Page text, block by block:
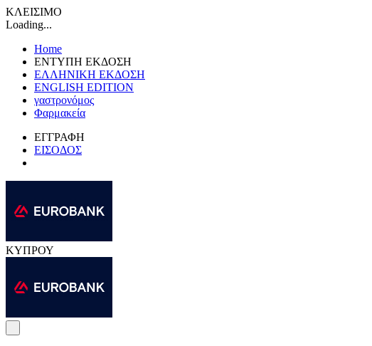
ΚΛΕΙΣΙΜΟ
Loading...
Home
ΕΝΤΥΠΗ ΕΚΔΟΣΗ
ΕΛΛΗΝΙΚΗ ΕΚΔΟΣΗ
ENGLISH EDITION
γαστρονόμος
Φαρμακεία
ΕΓΓΡΑΦΗ
ΕΙΣΟΔΟΣ
ΚΥΠΡΟΥ